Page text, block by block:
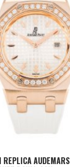
ADD TO CART
REPLICA AUDEMARS